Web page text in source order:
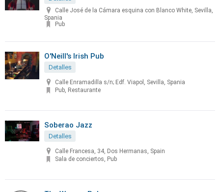
Calle José de la Cámara esquina con Blanco White, Sevilla,
Spania
Pub
O'Neill's Irish Pub
Detalles
Calle Enramadilla s/n; Edf. Viapol, Sevilla, Spania
Pub, Restaurante
Soberao Jazz
Detalles
Calle Francesa, 34, Dos Hermanas, Spain
Sala de conciertos, Pub